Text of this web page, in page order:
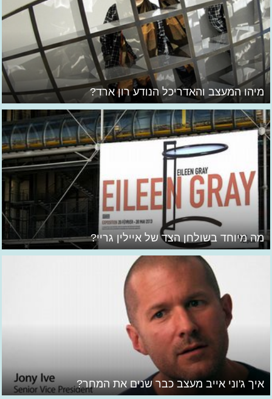
מיהו המעצב והאדריכל הנודע רון ארד?
מה מיוחד בשולחן הצד של איילין גריי?
איך ג'וני אייב מעצב כבר שנים את המחר?